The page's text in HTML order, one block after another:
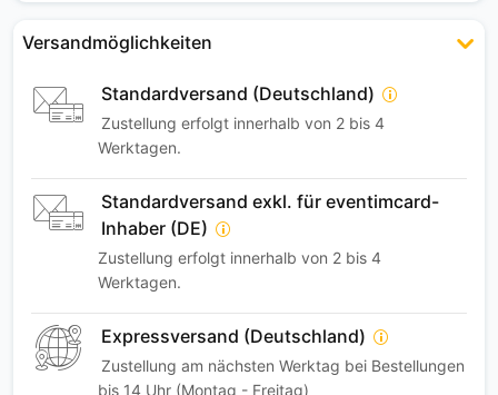
Versandmöglichkeiten
Standardversand (Deutschland)
Zustellung erfolgt innerhalb von 2 bis 4
Werktagen.
Standardversand exkl. für eventimcard-
Inhaber (DE)
Zustellung erfolgt innerhalb von 2 bis 4
Werktagen.
Expressversand (Deutschland)
Zustellung am nächsten Werktag bei Bestellungen
bis 14 Uhr (Montag - Freitag)